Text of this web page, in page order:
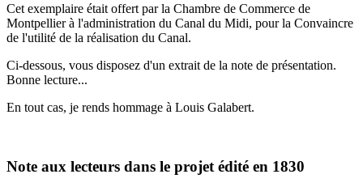
Cet exemplaire était offert par la Chambre de Commerce de
Montpellier à l'administration du Canal du Midi, pour la Convaincre
de l'utilité de la réalisation du Canal.
Ci-dessous, vous disposez d'un extrait de la note de présentation.
Bonne lecture...
En tout cas, je rends hommage à Louis Galabert.
Note aux lecteurs dans le projet édité en 1830